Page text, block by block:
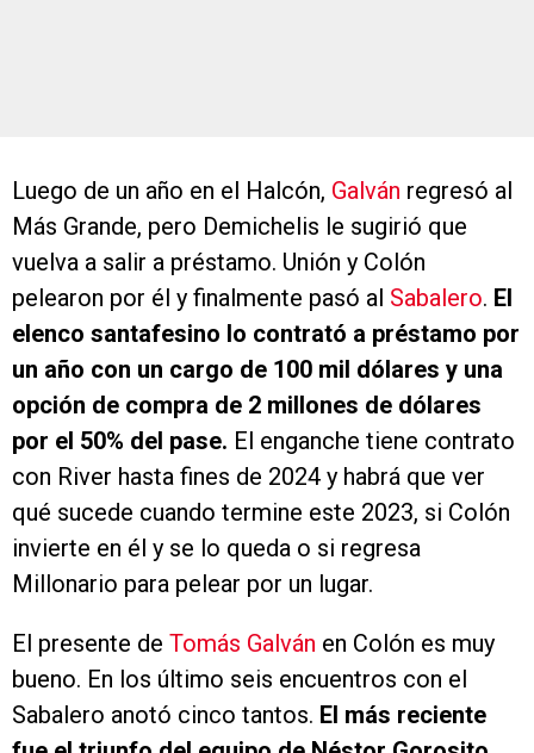
Luego de un año en el Halcón, Galván regresó al
Más Grande, pero Demichelis le sugirió que
vuelva a salir a préstamo. Unión y Colón
pelearon por él y finalmente pasó al Sabalero. El
elenco santafesino lo contrató a préstamo por
un año con un cargo de 100 mil dólares y una
opción de compra de 2 millones de dólares
por el 50% del pase. El enganche tiene contrato
con River hasta fines de 2024 y habrá que ver
qué sucede cuando termine este 2023, si Colón
invierte en él y se lo queda o si regresa
Millonario para pelear por un lugar.
El presente de Tomás Galván en Colón es muy
bueno. En los último seis encuentros con el
Sabalero anotó cinco tantos. El más reciente